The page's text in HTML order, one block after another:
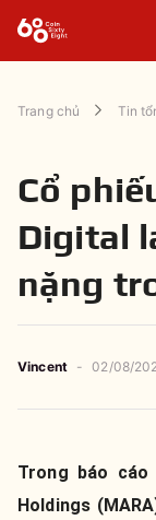
Trang chủ Tin
Cổ
Digital
nặng
Vincent - 02/08/
Trong báo cáo
Holdings